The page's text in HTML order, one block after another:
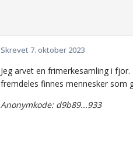
Skrevet 7. oktober 2023
Jeg arvet en frimerkesamling i
fremdeles finnes mennesker som
Anonymkode: d9b89...933